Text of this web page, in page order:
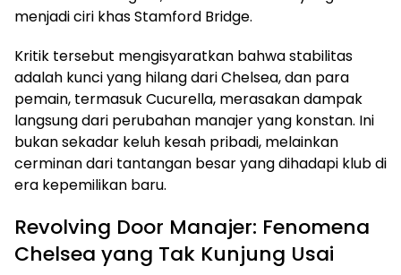
menjadi ciri khas Stamford Bridge.
Kritik tersebut mengisyaratkan bahwa stabilitas
adalah kunci yang hilang dari Chelsea, dan para
pemain, termasuk Cucurella, merasakan dampak
langsung dari perubahan manajer yang konstan. Ini
bukan sekadar keluh kesah pribadi, melainkan
cerminan dari tantangan besar yang dihadapi klub di
era kepemilikan baru.
Revolving Door Manajer: Fenomena
Chelsea yang Tak Kunjung Usai